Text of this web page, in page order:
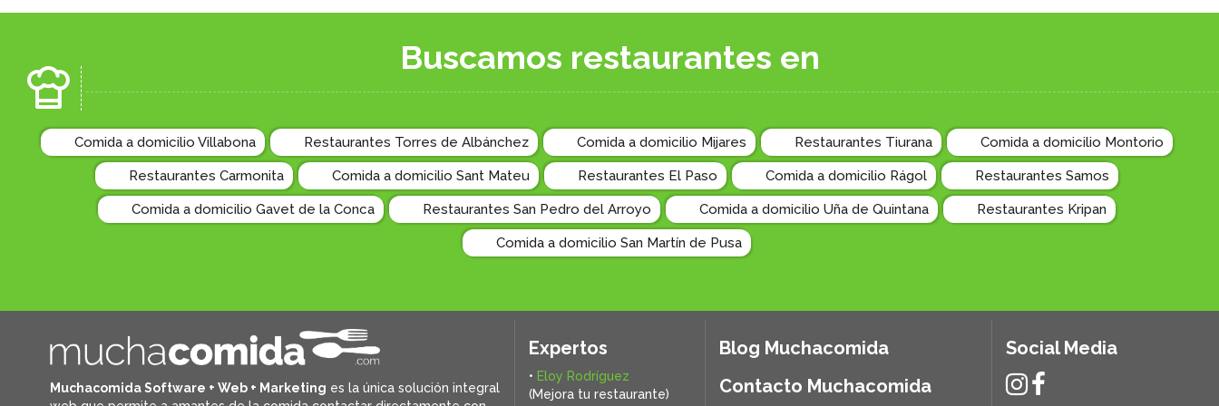
Buscamos restaurantes en
Comida a domicilio Villabona Restaurantes Torres de Albánchez Comida a domicilio Mijares Restaurantes Tiurana Comida a domicilio Montorio
Restaurantes Carmonita Comida a domicilio Sant Mateu Restaurantes El Paso Comida a domicilio Rágol Restaurantes Samos
Comida a domicilio Gavet de la Conca Restaurantes San Pedro del Arroyo Comida a domicilio Uña de Quintana Restaurantes Kripan
Comida a domicilio San Martín de Pusa
Muchacomida Software + Web + Marketing es la única solución integral
Expertos
• Eloy Rodríguez
(Mejora tu restaurante)
Blog Muchacomida
Contacto Muchacomida
Social Media